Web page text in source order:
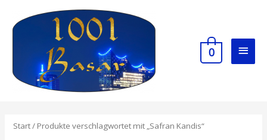
0
Start/ Produkte verschlagwortet mit „Safran Kandis“